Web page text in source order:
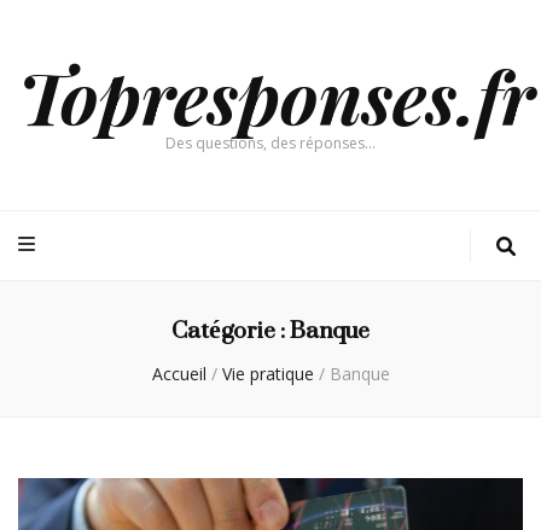
Topresponses.fr
Des questions, des réponses…
Catégorie :Banque
Accueil / Vie pratique / Banque